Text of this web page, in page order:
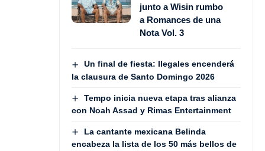
junto a Wisin rumbo
a Romances de una
Nota Vol. 3
Un final de fiesta: Ilegales encenderá
la clausura de Santo Domingo 2026
Tempo inicia nueva etapa tras alianza
con Noah Assad y Rimas Entertainment
La cantante mexicana Belinda
encabeza la lista de los 50 más bellos de